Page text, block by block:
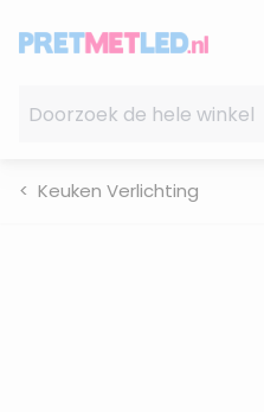
Keuken Verlichting